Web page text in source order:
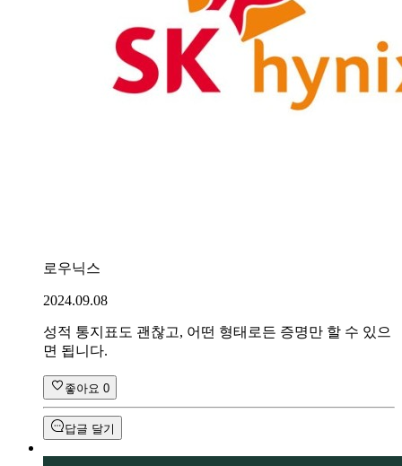
로우닉스
2024.09.08
성적 통지표도 괜찮고, 어떤 형태로든 증명만 할 수 있으
면 됩니다.
좋아요 0
답글 달기